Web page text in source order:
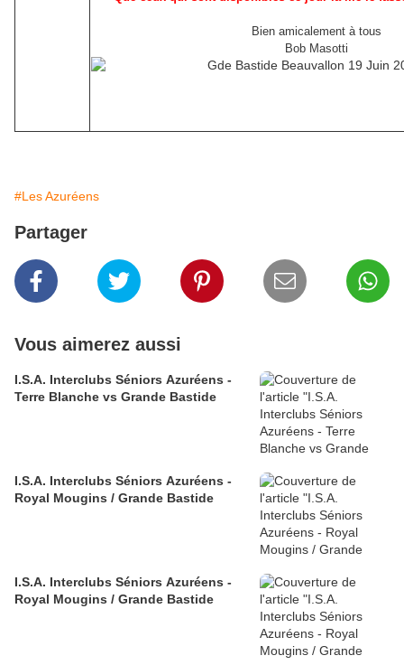
Bien amicalement à tous
Bob Masotti
#Les Azuréens
Partager
Vous aimerez aussi
I.S.A. Interclubs Séniors Azuréens -
Terre Blanche vs Grande Bastide
I.S.A. Interclubs Séniors Azuréens -
Royal Mougins / Grande Bastide
I.S.A. Interclubs Séniors Azuréens -
Royal Mougins / Grande Bastide